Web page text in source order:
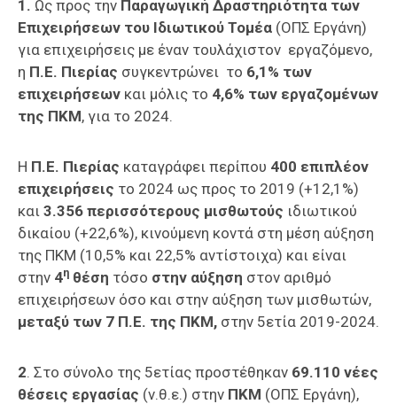
1. Ως προς την Παραγωγική Δραστηριότητα των
Επιχειρήσεων του Ιδιωτικού Τομέα (ΟΠΣ Εργάνη)
για επιχειρήσεις με έναν τουλάχιστον εργαζόμενο,
η Π.Ε. Πιερίας συγκεντρώνει το 6,1% των
επιχειρήσεων και μόλις το 4,6% των εργαζομένων
της ΠΚΜ, για το 2024.
Η Π.Ε. Πιερίας καταγράφει περίπου 400 επιπλέον
επιχειρήσεις το 2024 ως προς το 2019 (+12,1%)
και 3.356 περισσότερους μισθωτούς ιδιωτικού
δικαίου (+22,6%), κινούμενη κοντά στη μέση αύξηση
της ΠΚΜ (10,5% και 22,5% αντίστοιχα) και είναι
στην 4η θέση τόσο στην αύξηση στον αριθμό
επιχειρήσεων όσο και στην αύξηση των μισθωτών,
μεταξύ των 7 Π.Ε. της ΠΚΜ, στην 5ετία 2019-2024.
2. Στο σύνολο της 5ετίας προστέθηκαν 69.110 νέες
θέσεις εργασίας (ν.θ.ε.) στην ΠΚΜ (ΟΠΣ Εργάνη),